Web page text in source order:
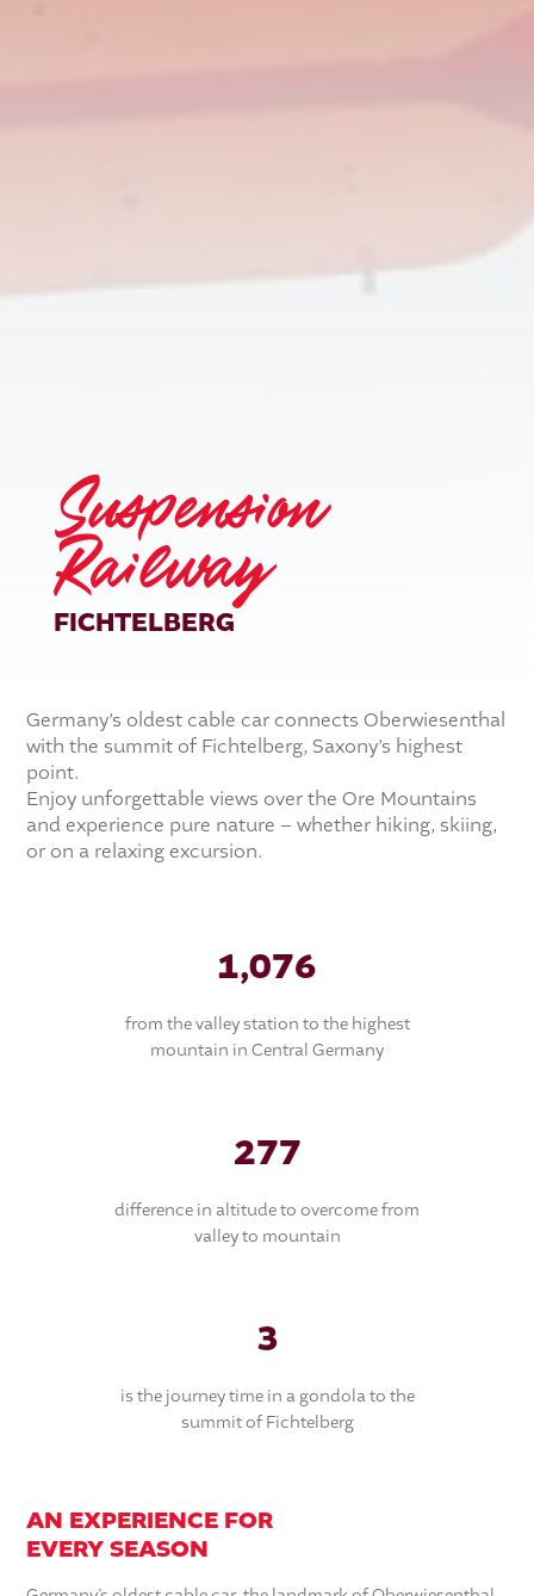
Suspension
Railway
FICHTELBERG
Germany’s oldest cable car connects Oberwiesenthal
with the summit of Fichtelberg, Saxony’s highest
point.
Enjoy unforgettable views over the Ore Mountains
and experience pure nature – whether hiking, skiing,
or on a relaxing excursion.
1,175 m
from the valley station to the highest
mountain in Central Germany
303 m
difference in altitude to overcome from
valley to mountain
3.54 min
is the journey time in a gondola to the
summit of Fichtelberg
AN EXPERIENCE FOR
EVERY SEASON